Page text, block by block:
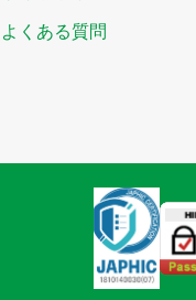
よくある質問